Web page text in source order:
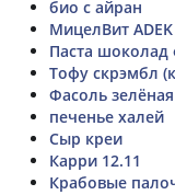
био с айран
МицелВит ADEK
Паста шоколад
Тофу скрэмбл
Фасоль
печенье халей
Сыр креи
Карри 12.11
Крабовые